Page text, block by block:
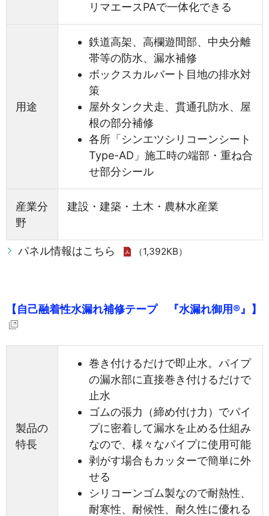
リマエースPAで一体化できる
用途
鉄道高架、高欄遊間部、中央分離
帯等の防水、漏水補修
ボックスカルバート目地の排水対
策
屋外タンク犬走、貫通孔防水、屋
根の部分補修
各所「シンエツシリコーンシート
Type-AD」施工時の端部・重ね合
せ部分シール
産業分
野
建設・建築・土木・農林水産業
パネル情報はこちら （1,392KB）
【自己融着性水漏れ補修テープ 『水漏れ御用®』】
製品の
特長
巻き付けるだけで即止水。パイプ
の漏水部に直接巻き付けるだけで
止水
ゴムの張力（締め付け力）でパイ
プに密着して漏水を止める仕組み
なので、様々なパイプに使用可能
剥がす場合もカッターで簡単に外
せる
シリコーンゴム製なので耐熱性、
耐寒性、耐候性、耐久性に優れる